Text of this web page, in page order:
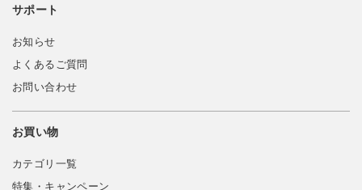
サポート
お知らせ
よくあるご質問
お問い合わせ
お買い物
カテゴリ一覧
特集・キャンペーン